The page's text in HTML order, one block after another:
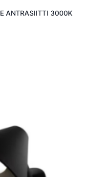
ANTRASIITTI 3000K